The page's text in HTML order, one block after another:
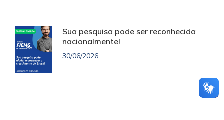
Sua pesquisa pode ser reconhecida
nacionalmente!
30/06/2026